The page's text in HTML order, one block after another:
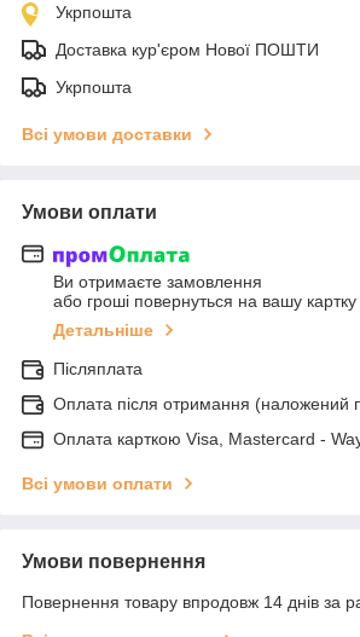
Укрпошта
Доставка кур'єром Нової ПОШТИ
Укрпошта
Всі умови доставки
Умови оплати
Ви отримаєте замовлення
або гроші повернуться на вашу картку
Детальніше
Післяплата
Оплата після отримання (наложений
Оплата карткою Visa, Mastercard -
Всі умови оплати
Умови повернення
Повернення товару впродовж 14 днів за